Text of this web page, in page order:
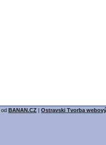
od BANAN.CZ | Ostravski Tvorba